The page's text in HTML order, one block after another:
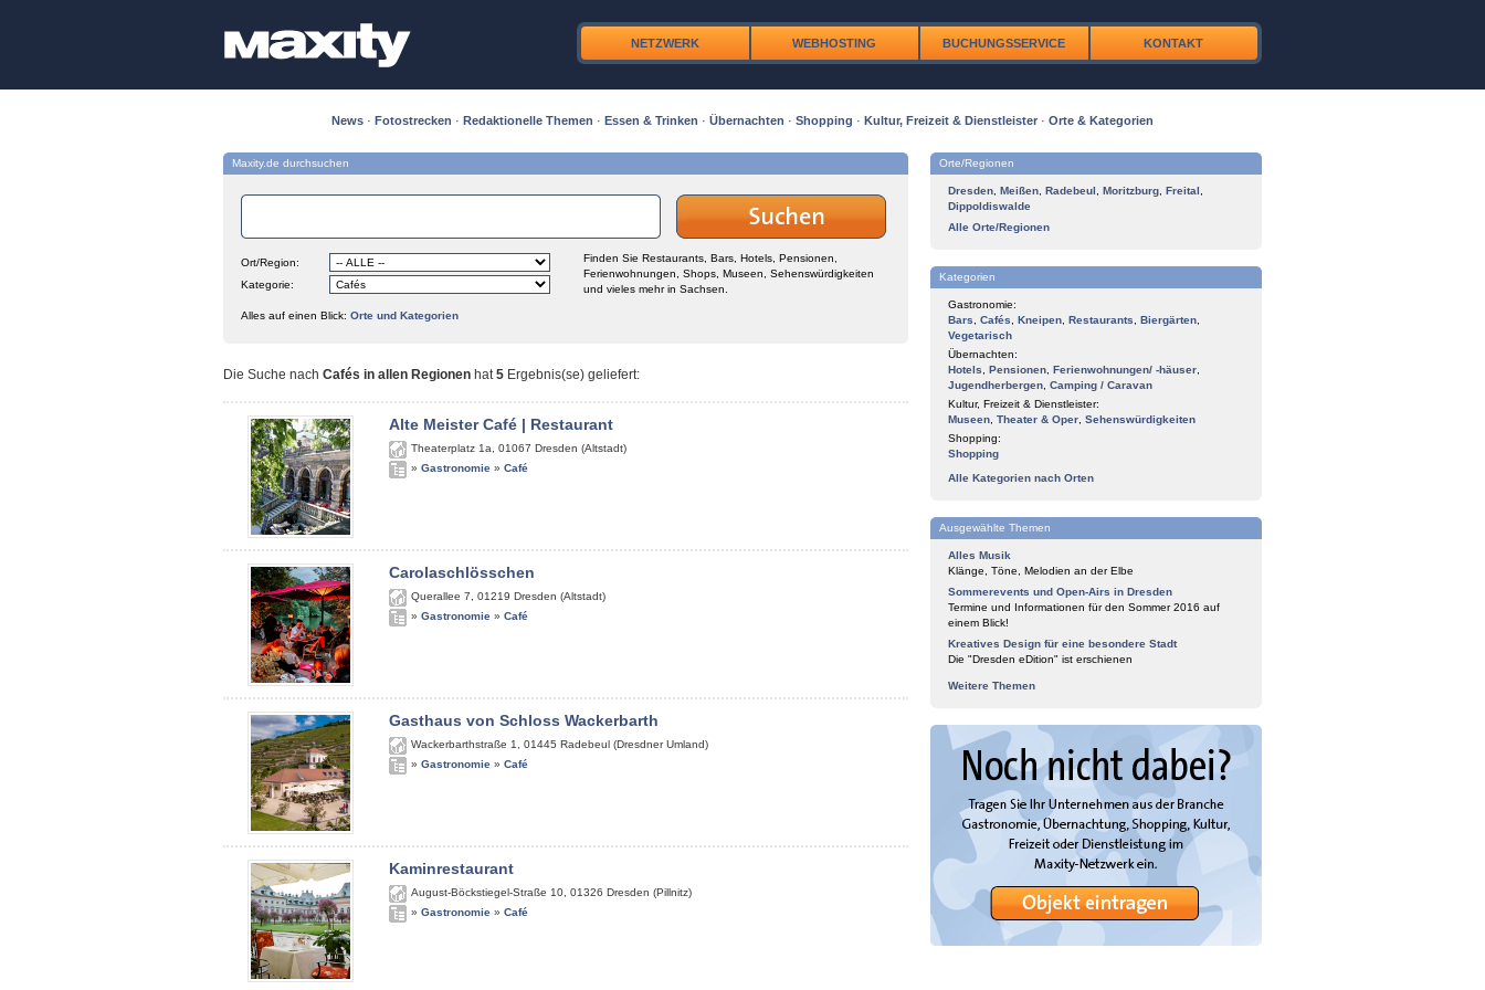
NETZWERK WEBHOSTING BUCHUNGSSERVICE KONTAKT
News · Fotostrecken · Redaktionelle Themen · Essen & Trinken · Übernachten · Shopping · Kultur, Freizeit & Dienstleister · Orte & Kategorien
Maxity.de durchsuchen
Ort/Region:
Kategorie:
Finden Sie Restaurants, Bars, Hotels, Pensionen,
Ferienwohnungen, Shops, Museen, Sehenswürdigkeiten
und vieles mehr in Sachsen.
Alles auf einen Blick: Orte und Kategorien
Die Suche nach Cafés in allen Regionen hat5 Ergebnis(se) geliefert:
Alte Meister Café | Restaurant
Theaterplatz 1a 01067 Dresden (Altstadt)
» Gastronomie » Café
Carolaschlösschen
Querallee 7 01219 Dresden (Altstadt)
» Gastronomie » Café
Gasthaus von Schloss Wackerbarth
Wackerbarthstraße 1 01445 Radebeul (Dresdner Umland)
» Gastronomie » Café
Kaminrestaurant
August-Böckstiegel-Straße 10 01326 Dresden (Pillnitz)
» Gastronomie » Café
Orte/Regionen
Dresden Meißen Radebeul Moritzburg Freital
Dippoldiswalde
Alle Orte/Regionen
Kategorien
Gastronomie:
Bars
Cafés Kneipen Restaurants Biergärten
Vegetarisch
Übernachten:
Hotels
Pensionen Ferienwohnungen/ -häuser
Jugendherbergen Camping / Caravan
Kultur, Freizeit & Dienstleister:
Museen Theater & Oper Sehenswürdigkeiten
Shopping:
Shopping
Alle Kategorien nach Orten
Ausgewählte Themen
Alles Musik
Klänge, Töne, Melodien an der Elbe
Sommerevents und Open-Airs in Dresden
Termine und Informationen für den Sommer 2016 auf
einem Blick!
Kreatives Design für eine besondere Stadt
Die "Dresden eDition" ist erschienen
Weitere Themen